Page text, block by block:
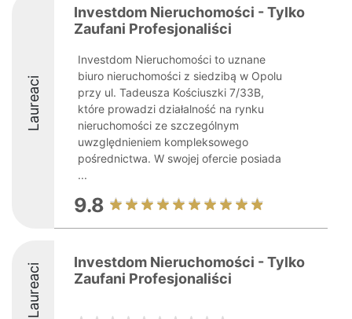
Laureaci
Investdom Nieruchomości - Tylko
Zaufani Profesjonaliści
Investdom Nieruchomości to uznane
biuro nieruchomości z siedzibą w Opolu
przy ul. Tadeusza Kościuszki 7/33B,
które prowadzi działalność na rynku
nieruchomości ze szczególnym
uwzględnieniem kompleksowego
pośrednictwa. W swojej ofercie posiada
...
9.8
Laureaci
Investdom Nieruchomości - Tylko
Zaufani Profesjonaliści